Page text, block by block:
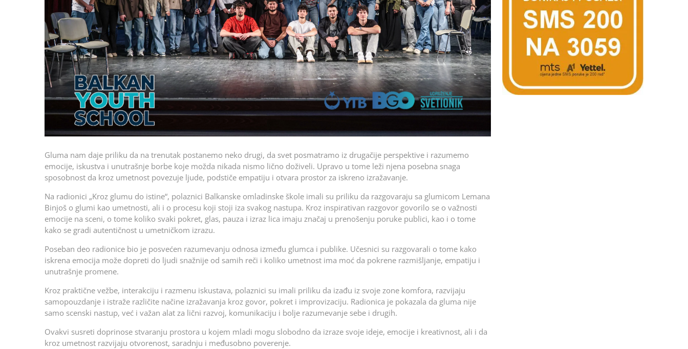
Gluma nam daje priliku da na trenutak postanemo neko drugi, da svet posmatramo iz drugačije perspektive i razumemo
emocije, iskustva i unutrašnje borbe koje možda nikada nismo lično doživeli. Upravo u tome leži njena posebna snaga
sposobnost da kroz umetnost povezuje ljude, podstiče empatiju i otvara prostor za iskreno izražavanje.
Na radionici „Kroz glumu do istine“, polaznici Balkanske omladinske škole imali su priliku da razgovaraju sa glumicom Lemana
Binjoš o glumi kao umetnosti, ali i o procesu koji stoji iza svakog nastupa. Kroz inspirativan razgovor govorilo se o važnosti
emocije na sceni, o tome koliko svaki pokret, glas, pauza i izraz lica imaju značaj u prenošenju poruke publici, kao i o tome
kako se gradi autentičnost u umetničkom izrazu.
Poseban deo radionice bio je posvećen razumevanju odnosa između glumca i publike. Učesnici su razgovarali o tome kako
iskrena emocija može dopreti do ljudi snažnije od samih reči i koliko umetnost ima moć da pokrene razmišljanje, empatiju i
unutrašnje promene.
Kroz praktične vežbe, interakciju i razmenu iskustava, polaznici su imali priliku da izađu iz svoje zone komfora, razvijaju
samopouzdanje i istraže različite načine izražavanja kroz govor, pokret i improvizaciju. Radionica je pokazala da gluma nije
samo scenski nastup, već i važan alat za lični razvoj, komunikaciju i bolje razumevanje sebe i drugih.
Ovakvi susreti doprinose stvaranju prostora u kojem mladi mogu slobodno da izraze svoje ideje, emocije i kreativnost, ali i da
kroz umetnost razvijaju otvorenost, saradnju i međusobno poverenje.